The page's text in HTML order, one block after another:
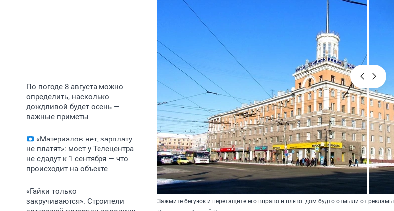
По погоде 8 августа можно
определить, насколько
дождливой будет осень —
важные приметы
«Материалов нет, зарплату
не платят»: мост у Телецентра
не сдадут к 1 сентября — что
происходит на объекте
«Гайки только
закручиваются». Строители
Зажмите бегунок и перетащите его вправо и влево: дом будто отмыли от рекламы